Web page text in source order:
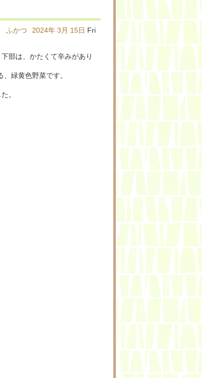
2024年 3月 15日 Fri
ふかつ
部は、かたくて辛みがあり
緑黄色野菜です。
。